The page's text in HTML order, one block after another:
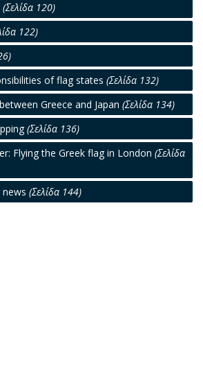
(Σελίδα 120)
122)
of flag states (Σελίδα 132)
Greece and Japan (Σελίδα 134)
(Σελίδα 136)
Flying the Greek flag in London (Σελίδα
(Σελίδα 144)